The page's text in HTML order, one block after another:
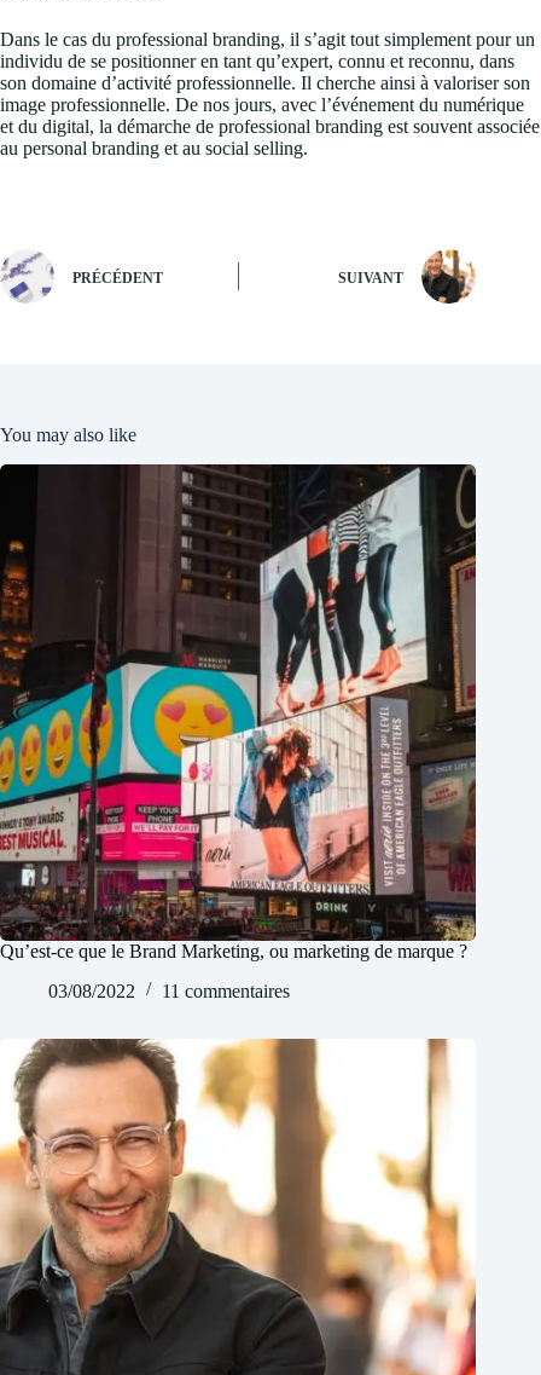
Dans le cas du professional branding, il s’agit tout simplement pour un
individu de se positionner en tant qu’expert, connu et reconnu, dans
son domaine d’activité professionnelle. Il cherche ainsi à valoriser son
image professionnelle. De nos jours, avec l’événement du numérique
et du digital, la démarche de professional branding est souvent associée
au personal branding et au social selling.
PRÉCÉDENT SUIVANT
You may also like
Qu’est-ce que le Brand Marketing, ou marketing de marque ?
03/08/2022
11 commentaires